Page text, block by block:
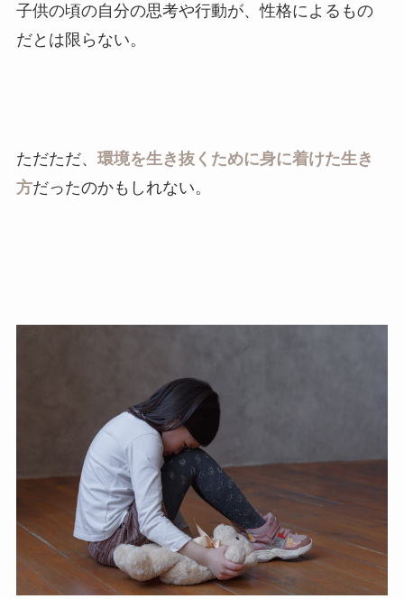
子供の頃の自分の思考や行動が、性格によるもの
だとは限らない。
ただただ、 環境を生き抜くために身に着けた生き
方だったのかもしれない。